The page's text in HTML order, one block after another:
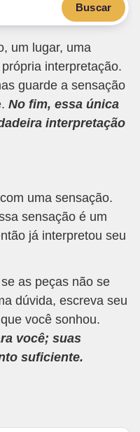
Buscar
um lugar, uma
interpretação.
guarde a sensação
No fim, essa única
interpretação
uma sensação.
sensação é um
já interpretou seu
as peças não se
dúvida, escreva seu
você sonhou.
você; suas
suficiente.